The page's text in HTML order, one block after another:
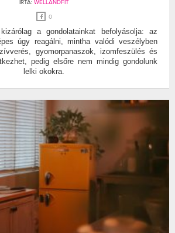
ÍRTA: WELLANDFIT
0
a gondolatainkat befolyásolja: az
úgy reagálni, mintha valódi veszélyben
gyomorpanaszok, izomfeszülés és
pedig elsőre nem mindig gondolunk
lelki okokra.